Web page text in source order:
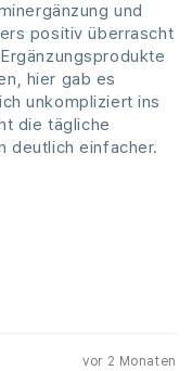
und
positiv überrascht
hier gab es
unkompliziert ins
die tägliche
deutlich einfacher.
vor 2 Monaten